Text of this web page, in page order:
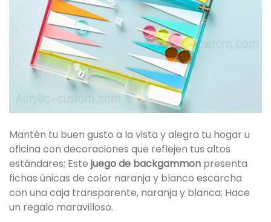
Mantén tu buen gusto a la vista y alegra tu hogar u
oficina con decoraciones que reflejen tus altos
estándares; Este juego de backgammon presenta
fichas únicas de color naranja y blanco escarcha
con una caja transparente, naranja y blanca; Hace
un regalo maravilloso.